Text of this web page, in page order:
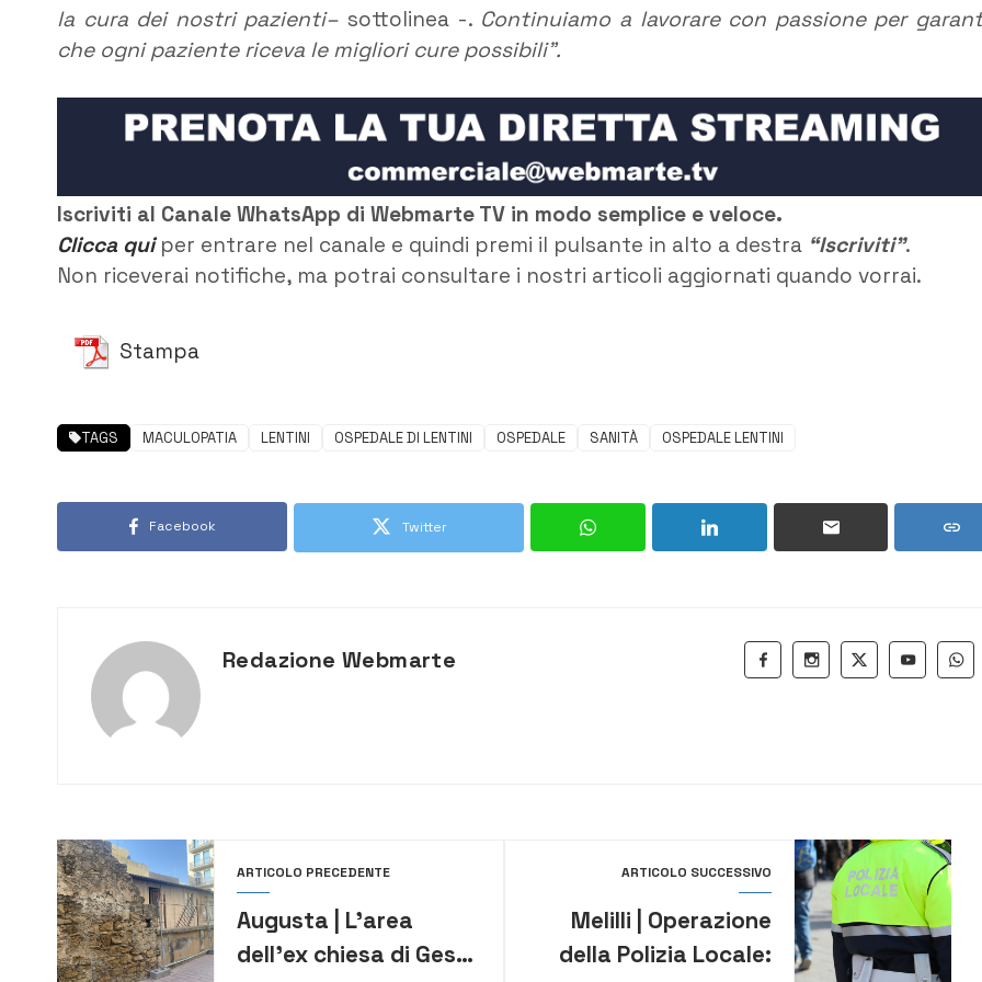
la cura dei nostri pazienti– sottolinea -. Continuiamo a lavorare con passione per
che ogni paziente riceva le migliori cure possibili”.
Iscriviti al Canale WhatsApp di Webmarte TV in modo semplice e veloce.
Clicca quiper entrare nel canale e quindi premi il pulsante in alto a destra “Iscriviti”.
Non riceverai notifiche, ma potrai consultare i nostri articoli aggiornati quando vorrai.
Stampa
TAGS MACULOPATIA LENTINI OSPEDALE DI LENTINI OSPEDALE SANITÀ OSPEDALE LENTINI
Facebook Twitter
Redazione Webmarte
ARTICOLO PRECEDENTE
Augusta | L’area
dell’ex chiesa di Gesù
ARTICOLO SUCCESSIVO
Melilli | Operazione
della Polizia Locale: